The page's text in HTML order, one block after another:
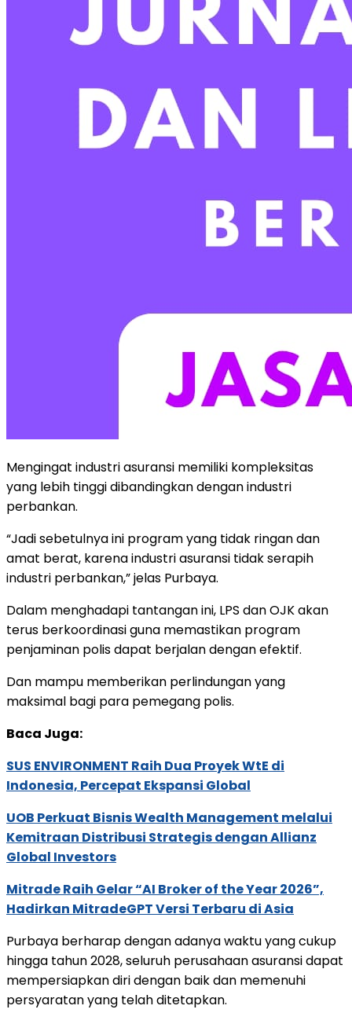
Mengingat industri asuransi memiliki kompleksitas
yang lebih tinggi dibandingkan dengan industri
perbankan.
“Jadi sebetulnya ini program yang tidak ringan dan
amat berat, karena industri asuransi tidak serapih
industri perbankan,” jelas Purbaya.
Dalam menghadapi tantangan ini, LPS dan OJK akan
terus berkoordinasi guna memastikan program
penjaminan polis dapat berjalan dengan efektif.
Dan mampu memberikan perlindungan yang
maksimal bagi para pemegang polis.
Baca Juga:
SUS ENVIRONMENT Raih Dua Proyek WtE di
Indonesia, Percepat Ekspansi Global
UOB Perkuat Bisnis Wealth Management melalui
Kemitraan Distribusi Strategis dengan Allianz
Global Investors
Mitrade Raih Gelar “AI Broker of the Year 2026”,
Hadirkan MitradeGPT Versi Terbaru di Asia
Purbaya berharap dengan adanya waktu yang cukup
hingga tahun 2028, seluruh perusahaan asuransi dapat
mempersiapkan diri dengan baik dan memenuhi
persyaratan yang telah ditetapkan.